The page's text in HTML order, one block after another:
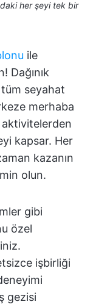
her şeyi tek bir
ile
Dağınık
seyahat
merhaba
kapsar. Her
kazanın
olun.
gibi
özel
işbirliği
gezisi